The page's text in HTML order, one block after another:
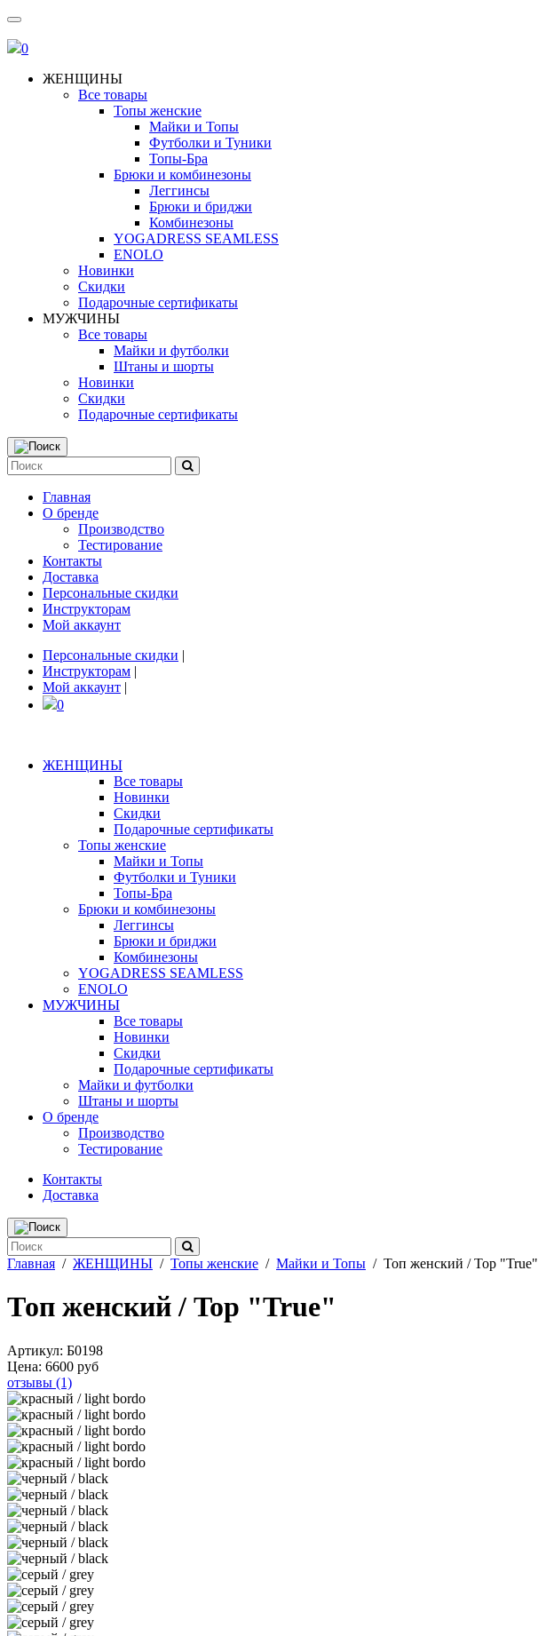
0
ЖЕНЩИНЫ
Все товары
Топы женские
Майки и Топы
Футболки и Туники
Топы-Бра
Брюки и комбинезоны
Леггинсы
Брюки и бриджи
Комбинезоны
YOGADRESS SEAMLESS
ENOLO
Новинки
Скидки
Подарочные сертификаты
МУЖЧИНЫ
Все товары
Майки и футболки
Штаны и шорты
Новинки
Скидки
Подарочные сертификаты
Главная
О бренде
Производство
Тестирование
Контакты
Доставка
Персональные скидки
Инструкторам
Мой аккаунт
Персональные скидки |
Инструкторам |
Мой аккаунт |
0
ЖЕНЩИНЫ
Все товары
Новинки
Скидки
Подарочные сертификаты
Топы женские
Майки и Топы
Футболки и Туники
Топы-Бра
Брюки и комбинезоны
Леггинсы
Брюки и бриджи
Комбинезоны
YOGADRESS SEAMLESS
ENOLO
МУЖЧИНЫ
Все товары
Новинки
Скидки
Подарочные сертификаты
Майки и футболки
Штаны и шорты
О бренде
Производство
Тестирование
Контакты
Доставка
Главная / ЖЕНЩИНЫ / Топы женские / Майки и Топы / Топ женский / Top "True"
Топ женский / Top "True"
Артикул: Б0198
Цена: 6600 руб
отзывы (1)